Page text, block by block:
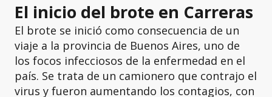
El inicio del brote en Carreras
El brote se inició como consecuencia de un
viaje a la provincia de Buenos Aires, uno de
los focos infecciosos de la enfermedad en el
país. Se trata de un camionero que contrajo el
virus y fueron aumentando los contagios, con